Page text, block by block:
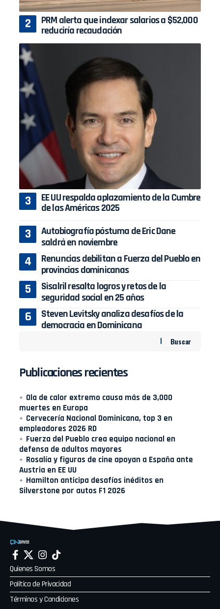
PRM alerta que indexar salarios a $52,000
reduciría recaudación
EE UU respalda aplazamiento de la Cumbre
de las Américas 2025
Autobiografía póstuma de Eric Dane
saldrá en noviembre
Renuncias debilitan a Fuerza del Pueblo en
provincias dominicanas
Sisalril resalta logros y retos de la
seguridad social en 25 años
Steven Levitsky analiza desafíos de la
democracia en Dominicana
Buscar
Publicaciones recientes
Ola de calor extremo causa más de 3,000
muertes en Europa
Cervecería Nacional Dominicana, top 3 en
empleadores 2026 RD
Fuerza del Pueblo crea equipo nacional en
defensa de adultos mayores
Rosalía y figuras de cine apoyan a España ante
Austria en EE UU
Hamilton anticipa desafíos inéditos en
Silverstone por autos F1 2026
Quienes Somos
Política de Privacidad
Términos y Condiciones